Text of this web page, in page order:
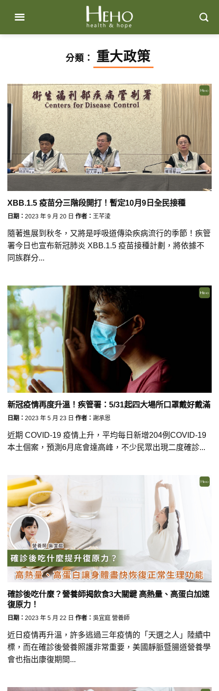
content
分類： 重大政策
XBB.1.5 疫苗分三階段開打！暫定10月9日全民接種
日期： 2023 年 9 月 20 日 作者： 王芊淩
隨著進展到秋冬，又將是呼吸道傳染疾病流行的季節！疾管
署今日也宣布新冠肺炎 XBB.1.5 疫苗接種計劃，將依據不
同族群分...
新冠疫情再度升溫！疾管署：5/31起四大場所口罩戴好戴滿
日期： 2023 年 5 月 23 日 作者： 謝承恩
近期 COVID-19 疫情上升，平均每日新增204例COVID-19
本土個案，預測6月底會達高峰，不少民眾出現二度確診...
確診後吃什麼？營養師揭飲食3大關鍵 高熱量、高蛋白加速
復原力！
日期： 2023 年 5 月 22 日 作者： 吳宜庭 營養師
近日疫情再升溫，許多逃過三年疫情的「天選之人」陸續中
標，而在確診後營養照護非常重要，美國靜脈暨腸道營養學
會也指出康復期間...